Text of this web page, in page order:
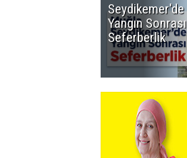
Seydikemer'de
Yangın Sonrası
Seferberlik